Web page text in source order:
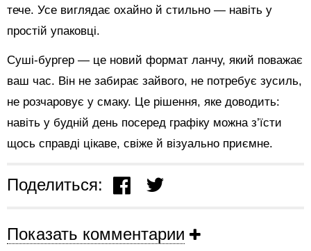
тече. Усе виглядає охайно й стильно — навіть у
простій упаковці.
Суші-бургер — це новий формат ланчу, який поважає
ваш час. Він не забирає зайвого, не потребує зусиль,
не розчаровує у смаку. Це рішення, яке доводить:
навіть у будній день посеред графіку можна з’їсти
щось справді цікаве, свіже й візуально приємне.
Поделиться:
Показать комментарии